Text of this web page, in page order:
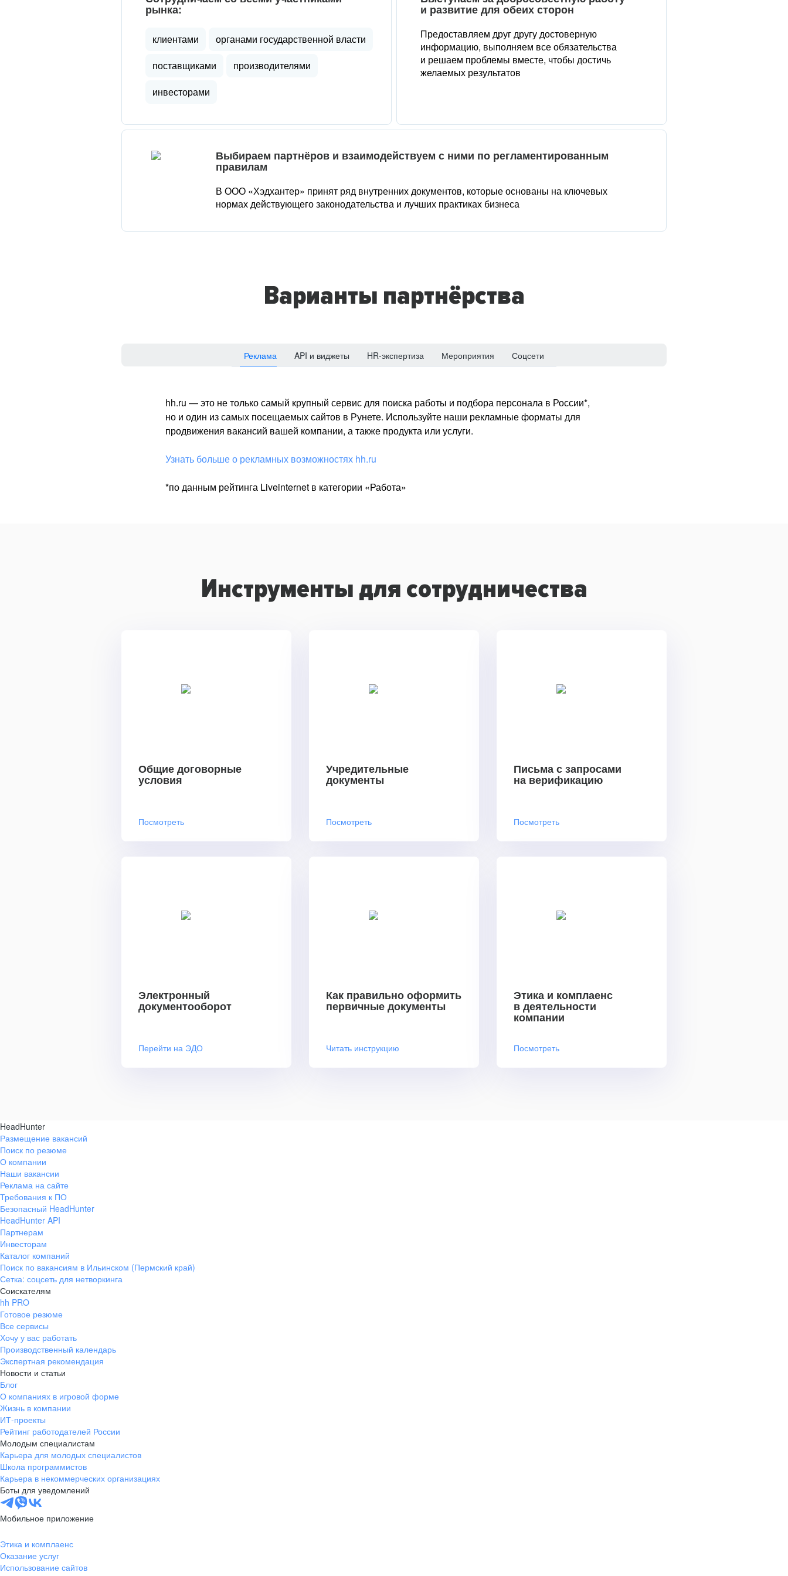
рынка:
клиентами
органами государственной власти
поставщиками
производителями
инвесторами
и развитие для обеих сторон
Предоставляем друг другу достоверную
информацию, выполняем все обязательства
и решаем проблемы вместе, чтобы достичь
желаемых результатов
Выбираем партнёров и взаимодействуем с ними по регламентированным
правилам
В ООО «Хэдхантер» принят ряд внутренних документов, которые основаны на ключевых
нормах действующего законодательства и лучших практиках бизнеса
Варианты партнёрства
Реклама API и виджеты HR-экспертиза Мероприятия Соцсети
hh.ru — это не только самый крупный сервис для поиска работы и подбора персонала в России*,
но и один из самых посещаемых сайтов в Рунете. Используйте наши рекламные форматы для
продвижения вакансий вашей компании, а также продукта или услуги.
Узнать больше о рекламных возможностях hh.ru
*по данным рейтинга Liveinternet в категории «Работа»
Инструменты для сотрудничества
Общие договорные
условия
Посмотреть
Учредительные
документы
Посмотреть
Письма с запросами
на верификацию
Посмотреть
Электронный
документооборот
Перейти на ЭДО
Как правильно оформить
первичные документы
Читать инструкцию
Этика и комплаенс
в деятельности
компании
Посмотреть
HeadHunter
Размещение вакансий
Поиск по резюме
О компании
Наши вакансии
Реклама на сайте
Требования к ПО
Безопасный HeadHunter
HeadHunter API
Партнерам
Инвесторам
Каталог компаний
Поиск по вакансиям в Ильинском (Пермский край)
Сетка: соцсеть для нетворкинга
Соискателям
hh PRO
Готовое резюме
Все сервисы
Хочу у вас работать
Производственный календарь
Экспертная рекомендация
Новости и статьи
Блог
О компаниях в игровой форме
Жизнь в компании
ИТ-проекты
Рейтинг работодателей России
Молодым специалистам
Карьера для молодых специалистов
Школа программистов
Карьера в некоммерческих организациях
Боты для уведомлений
Мобильное приложение
Этика и комплаенс
Оказание услуг
Использование сайтов